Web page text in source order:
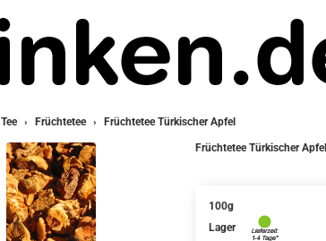
Tee Früchtetee Früchtetee Türkischer Apfel
Früchtetee Türkischer Apfel
100g
Lager